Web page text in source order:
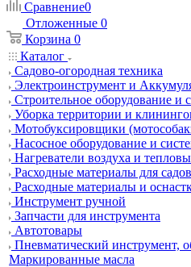
Сравнение0
Отложенные 0
Корзина 0
Каталог
Садово-огородная техника
Электроинструмент и
Строительное оборудование и
Уборка территории и
Мотобуксировщики
Насосное оборудование и
Нагреватели воздуха и
Расходные материалы для
Расходные материалы и
Инструмент ручной
Запчасти для инструмента
Автотовары
Пневматический инструмент,
Маркированные масла